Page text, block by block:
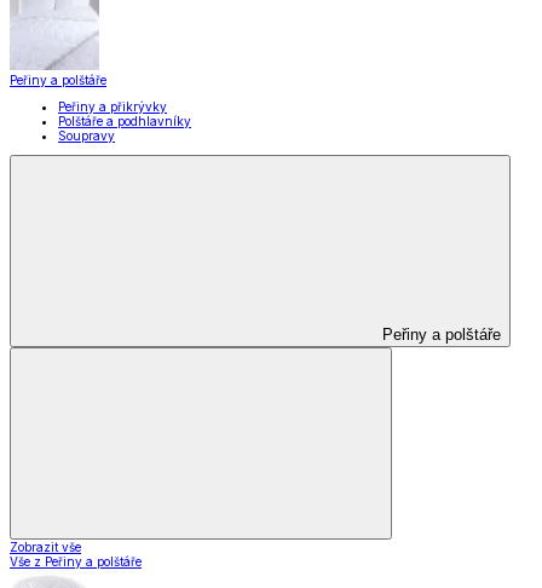
Peřiny a polštáře
Peřiny a přikrývky
Polštáře a podhlavníky
Soupravy
Peřiny a polštáře
Zobrazit vše
Vše z Peřiny a polštáře